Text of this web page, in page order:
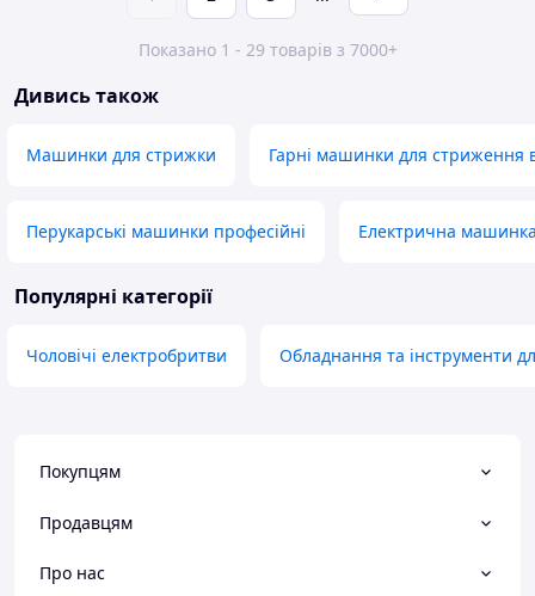
Показано 1 - 29 товарів з 7000+
Дивись також
Машинки для стрижки Гарні машинки для стриження
Перукарські машинки професійні Електрична
Популярні категорії
Чоловічі електробритви Обладнання та інструменти
Покупцям
Продавцям
Про нас